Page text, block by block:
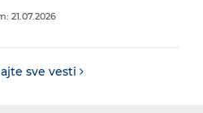
21.07.2026
sve vesti